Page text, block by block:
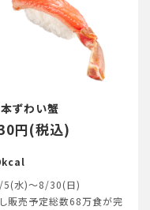
ずわい蟹
円(税込)
水)～8/30(日)
販売予定総数68万食が完